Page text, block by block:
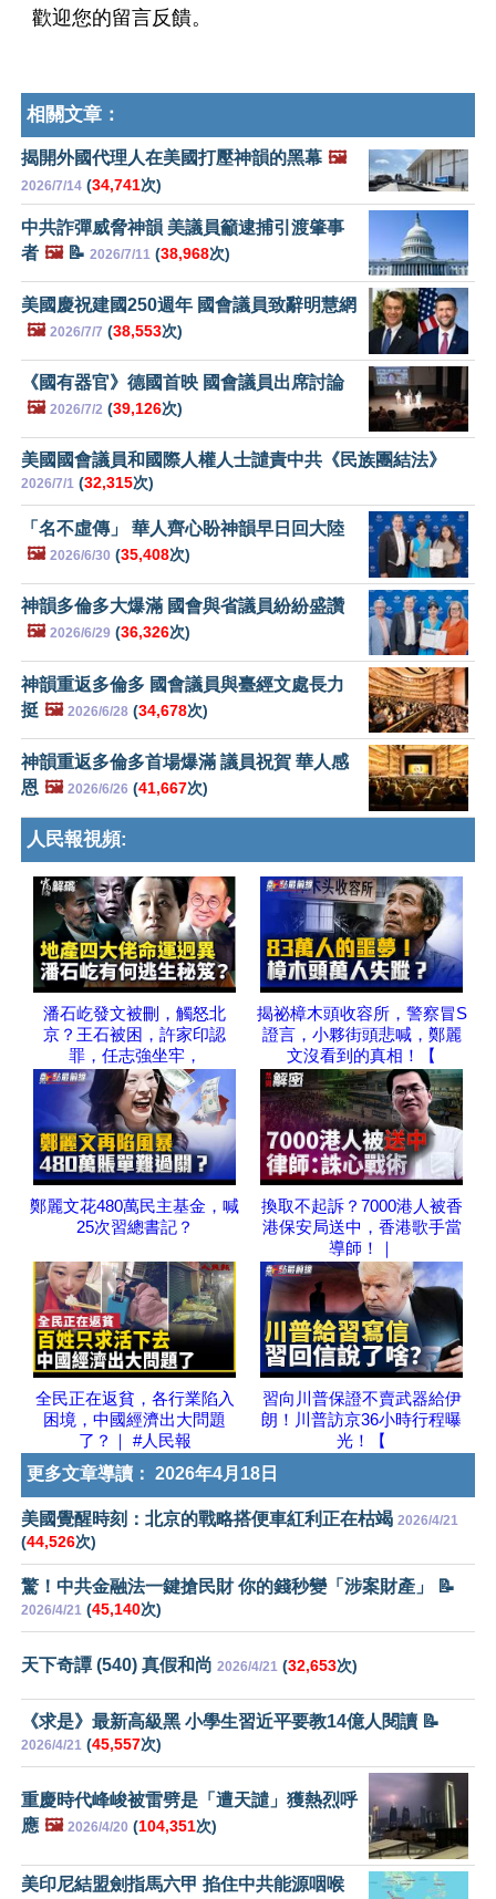
歡迎您的留言反饋。
相關文章：
揭開外國代理人在美國打壓神韻的黑幕 🖼️
2026/7/14 (34,741次)
中共詐彈威脅神韻 美議員籲逮捕引渡肇事
者 🖼️📝 2026/7/11 (38,968次)
美國慶祝建國250週年 國會議員致辭明慧網
🖼️ 2026/7/7 (38,553次)
《國有器官》德國首映 國會議員出席討論
🖼️ 2026/7/2 (39,126次)
美國國會議員和國際人權人士譴責中共《民族團結法》
2026/7/1 (32,315次)
「名不虛傳」 華人齊心盼神韻早日回大陸
🖼️ 2026/6/30 (35,408次)
神韻多倫多大爆滿 國會與省議員紛紛盛讚
🖼️ 2026/6/29 (36,326次)
神韻重返多倫多 國會議員與臺經文處長力
挺 🖼️ 2026/6/28 (34,678次)
神韻重返多倫多首場爆滿 議員祝賀 華人感
恩 🖼️ 2026/6/26 (41,667次)
人民報視頻:
潘石屹發文被刪，觸怒北
京？王石被困，許家印認
罪，任志強坐牢，
揭祕樟木頭收容所，警察冒S
證言，小夥街頭悲喊，鄭麗
文沒看到的真相！【
鄭麗文花480萬民主基金，喊
25次習總書記？
換取不起訴？7000港人被香
港保安局送中，香港歌手當
導師！｜
全民正在返貧，各行業陷入
困境，中國經濟出大問題
了？｜ #人民報
習向川普保證不賣武器給伊
朗！川普訪京36小時行程曝
光！【
更多文章導讀： 2026年4月18日
美國覺醒時刻：北京的戰略搭便車紅利正在枯竭 2026/4/21
(44,526次)
驚！中共金融法一鍵搶民財 你的錢秒變「涉案財產」 📝
2026/4/21 (45,140次)
天下奇譚 (540) 真假和尚 2026/4/21 (32,653次)
《求是》最新高級黑 小學生習近平要教14億人閱讀 📝
2026/4/21 (45,557次)
重慶時代峰峻被雷劈是「遭天譴」獲熱烈呼
應 🖼️ 2026/4/20 (104,351次)
美印尼結盟劍指馬六甲 掐住中共能源咽喉